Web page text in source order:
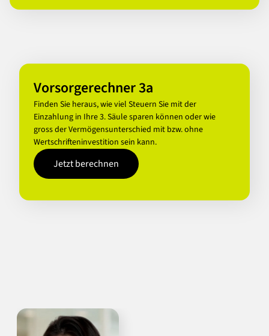
Vorsorgerechner 3a
Finden Sie heraus, wie viel Steuern Sie mit der
Einzahlung in Ihre 3. Säule sparen können oder wie
gross der Vermögensunterschied mit bzw. ohne
Wertschrifteninvestition sein kann.
Jetzt berechnen (öffnet in einem neuen Tab)